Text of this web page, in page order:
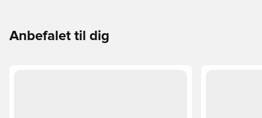
Anbefalet til dig